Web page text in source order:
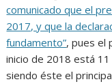
comunicado que el
2017, y que la
fundamento”, pues el
inicio de 2018 está
siendo éste el